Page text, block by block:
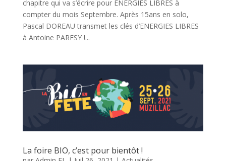
chapitre qui va s’écrire pour ENERGIES LIBRES à
compter du mois Septembre. Après 15ans en solo,
Pascal DOREAU transmet les clés d’ENERGIES LIBRES
à Antoine PARESY !...
La foire BIO, c’est pour bientôt !